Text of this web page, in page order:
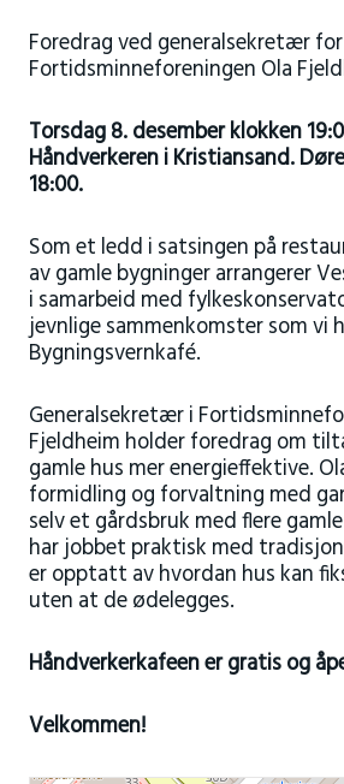
Foredrag ved generalsekretær for
Fortidsminneforeningen Ola
Torsdag 8. desember klokken
Håndverkeren i Kristiansand.
18:00.
Som et ledd i satsingen på
av gamle bygninger arrangerer
i samarbeid med
jevnlige sammenkomster som vi
Bygningsvernkafé.
Generalsekretær i
Fjeldheim holder foredrag om
gamle hus mer energieffektive.
formidling og forvaltning med
selv et gårdsbruk med flere
har jobbet praktisk med
er opptatt av hvordan hus kan
uten at de ødelegges.
Håndverkerkafeen er gratis og
Velkommen!